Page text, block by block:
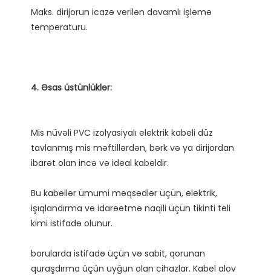
Maks. dirijorun icazə verilən davamlı işləmə
Mis nüvəli PVC izolyasiyalı elektrik kabeli düz
tavlanmış mis məftillərdən, bərk və ya dirijordan
Bu kabellər ümumi məqsədlər üçün, elektrik,
işıqlandırma və idarəetmə naqili üçün tikinti teli
borularda istifadə üçün və sabit, qorunan
quraşdırma üçün uyğun olan cihazlar. Kabel alov